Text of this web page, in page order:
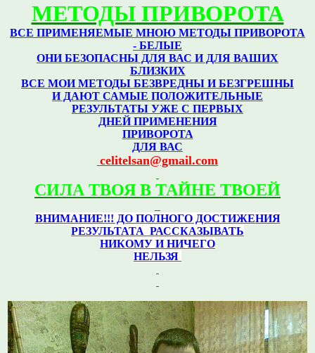
МЕТОДЫ ПРИВОРОТА
ВСЕ ПРИМЕНЯЕМЫЕ МНОЮ МЕТОДЫ ПРИВОРОТА
- БЕЛЫЕ
ОНИ БЕЗОПАСНЫ ДЛЯ ВАС И ДЛЯ ВАШИХ
БЛИЗКИХ
ВСЕ МОИ МЕТОДЫ БЕЗВРЕДНЫ И БЕЗГРЕШНЫ
И ДАЮТ САМЫЕ ПОЛОЖИТЕЛЬНЫЕ
РЕЗУЛЬТАТЫ УЖЕ С ПЕРВЫХ
ДНЕЙ ПРИМЕНЕНИЯ
ПРИВОРОТА
ДЛЯ ВАС
celitelsan@gmail.com
СИЛА ТВОЯ В ТАЙНЕ ТВОЕЙ
ВНИМАНИЕ!!! ДО ПОЛНОГО ДОСТИЖЕНИЯ
РЕЗУЛЬТАТА РАССКАЗЫВАТЬ
НИКОМУ И НИЧЕГО
НЕЛЬЗЯ